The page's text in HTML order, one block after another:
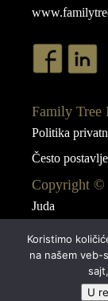
Family Tree
Politika
Često
Copyright ©
Juda
Webdesign:
AB Design
Koristimo
na našem
U